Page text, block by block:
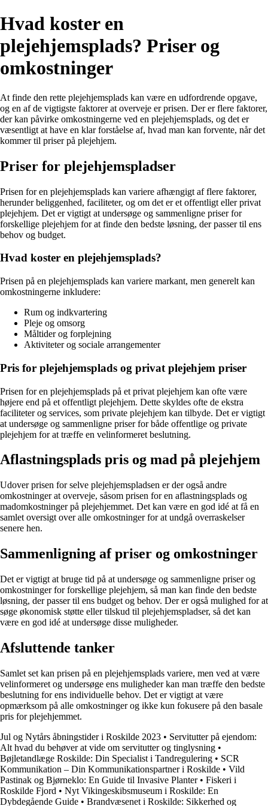
Hvad koster en
plejehjemsplads? Priser og
omkostninger
At finde den rette plejehjemsplads kan være en udfordrende opgave,
og en af de vigtigste faktorer at overveje er prisen. Der er flere faktorer,
der kan påvirke omkostningerne ved en plejehjemsplads, og det er
væsentligt at have en klar forståelse af, hvad man kan forvente, når det
kommer til priser på plejehjem.
Priser for plejehjemspladser
Prisen for en plejehjemsplads kan variere afhængigt af flere faktorer,
herunder beliggenhed, faciliteter, og om det er et offentligt eller privat
plejehjem. Det er vigtigt at undersøge og sammenligne priser for
forskellige plejehjem for at finde den bedste løsning, der passer til ens
behov og budget.
Hvad koster en plejehjemsplads?
Prisen på en plejehjemsplads kan variere markant, men generelt kan
omkostningerne inkludere:
Rum og indkvartering
Pleje og omsorg
Måltider og forplejning
Aktiviteter og sociale arrangementer
Pris for plejehjemsplads og privat plejehjem priser
Prisen for en plejehjemsplads på et privat plejehjem kan ofte være
højere end på et offentligt plejehjem. Dette skyldes ofte de ekstra
faciliteter og services, som private plejehjem kan tilbyde. Det er vigtigt
at undersøge og sammenligne priser for både offentlige og private
plejehjem for at træffe en velinformeret beslutning.
Aflastningsplads pris og mad på plejehjem
Udover prisen for selve plejehjemspladsen er der også andre
omkostninger at overveje, såsom prisen for en aflastningsplads og
madomkostninger på plejehjemmet. Det kan være en god idé at få en
samlet oversigt over alle omkostninger for at undgå overraskelser
senere hen.
Sammenligning af priser og omkostninger
Det er vigtigt at bruge tid på at undersøge og sammenligne priser og
omkostninger for forskellige plejehjem, så man kan finde den bedste
løsning, der passer til ens budget og behov. Der er også mulighed for at
søge økonomisk støtte eller tilskud til plejehjemspladser, så det kan
være en god idé at undersøge disse muligheder.
Afsluttende tanker
Samlet set kan prisen på en plejehjemsplads variere, men ved at være
velinformeret og undersøge ens muligheder kan man træffe den bedste
beslutning for ens individuelle behov. Det er vigtigt at være
opmærksom på alle omkostninger og ikke kun fokusere på den basale
pris for plejehjemmet.
Jul og Nytårs åbningstider i Roskilde 2023 • Servitutter på ejendom:
Alt hvad du behøver at vide om servitutter og tinglysning •
Bøjletandlæge Roskilde: Din Specialist i Tandregulering • SCR
Kommunikation – Din Kommunikationspartner i Roskilde • Vild
Pastinak og Bjørneklo: En Guide til Invasive Planter• Fiskeri i
Roskilde Fjord • Nyt Vikingeskibsmuseum i Roskilde: En
Dybdegående Guide • Brandvæsenet i Roskilde: Sikkerhed og